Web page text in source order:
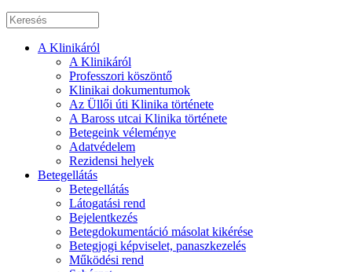
A Klinikáról
A Klinikáról
Professzori köszöntő
Klinikai dokumentumok
Az Üllői úti Klinika története
A Baross utcai Klinika története
Betegeink véleménye
Adatvédelem
Rezidensi helyek
Betegellátás
Betegellátás
Látogatási rend
Bejelentkezés
Betegdokumentáció másolat kikérése
Betegjogi képviselet, panaszkezelés
Működési rend